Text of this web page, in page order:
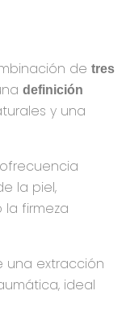
de tres
definición
y una
la piel,
firmeza
una extracción
ideal